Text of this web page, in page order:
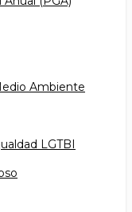
Ambiente
LGTBI